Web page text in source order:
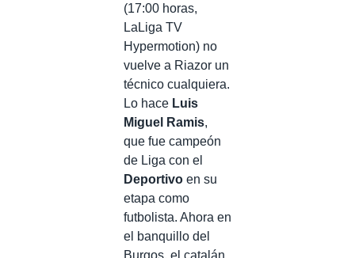
(17:00 horas,
LaLiga TV
Hypermotion) no
vuelve a Riazor un
técnico cualquiera.
Lo hace Luis
Miguel Ramis,
que fue campeón
de Liga con el
Deportivo en su
etapa como
futbolista. Ahora en
el banquillo del